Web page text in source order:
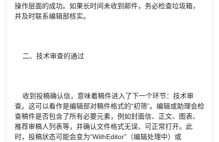
操作层面的成功。如果长时间未收到邮件，务必检查垃圾箱，
并及时联系编辑部核实。
二、技术审查的通过
收到投稿确认信，意味着稿件进入了下一个环节：技术审
查。这可以看作是编辑部对稿件格式的“初筛”。编辑或助理会检
查稿件是否包含了所有必要元素，例如封面信、正文、图表、
推荐审稿人列表等，并确认文件格式无误、可正常打开。此
时，投稿状态可能会变为“WithEditor”（编辑处理中）或